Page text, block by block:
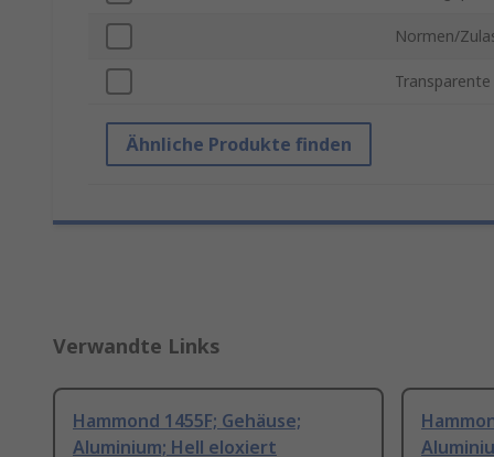
Normen/
Transparente
Ähnliche Produkte finden
Verwandte Links
Hammond 1455F; Gehäuse;
Aluminium; Hell eloxiert